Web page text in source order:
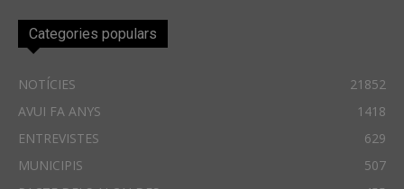
Categories populars
NOTÍCIES
21852
AVUI FA ANYS
1418
ENTREVISTES
629
MUNICIPIS
507